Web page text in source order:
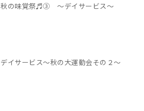
秋の味覚祭♬③ ～デイサービス～
デイサービス～秋の大運動会その２～